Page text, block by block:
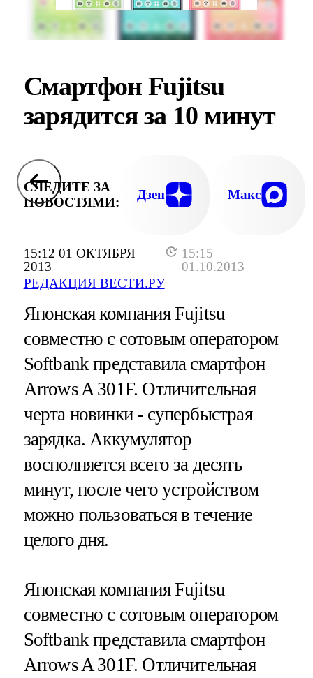
15:12 01 ОКТЯБРЯ
2013
15:15
01.10.2013
РЕДАКЦИЯ ВЕСТИ.РУ
Смартфон Fujitsu
зарядится за 10 минут
СЛЕДИТЕ ЗА
НОВОСТЯМИ:
Дзен Макс
Японская компания Fujitsu
совместно с сотовым оператором
Softbank представила смартфон
Arrows A 301F. Отличительная
черта новинки - супербыстрая
зарядка. Аккумулятор
восполняется всего за десять
минут, после чего устройством
можно пользоваться в течение
целого дня.
Японская компания Fujitsu
совместно с сотовым оператором
Softbank представила смартфон
Arrows A 301F. Отличительная